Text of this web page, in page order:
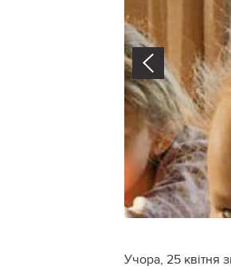
Prev
Учора, 25 квітня